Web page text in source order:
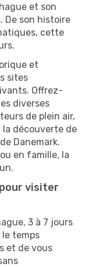
et son
De son histoire
cette
et
sites
Offrez-
diverses
de plein air,
la découverte de
Danemark.
en famille, la
visiter
3 à 7 jours
le temps
et de vous